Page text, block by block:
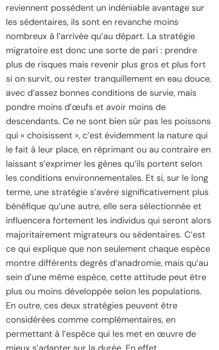
reviennent possèdent un indéniable avantage sur
les sédentaires, ils sont en revanche moins
nombreux à l’arrivée qu’au départ. La stratégie
migratoire est donc une sorte de pari : prendre
plus de risques mais revenir plus gros et plus fort
si on survit, ou rester tranquillement en eau douce,
avec d’assez bonnes conditions de survie, mais
pondre moins d’œufs et avoir moins de
descendants. Ce ne sont bien sûr pas les poissons
qui « choisissent », c’est évidemment la nature qui
le fait à leur place, en réprimant ou au contraire en
laissant s’exprimer les gènes qu’ils portent selon
les conditions environnementales. Et si, sur le long
terme, une stratégie s’avère significativement plus
bénéfique qu’une autre, elle sera sélectionnée et
influencera fortement les individus qui seront alors
majoritairement migrateurs ou sédentaires. C’est
ce qui explique que non seulement chaque espèce
montre différents degrés d’anadromie, mais qu’au
sein d’une même espèce, cette attitude peut être
plus ou moins développée selon les populations.
En outre, ces deux stratégies peuvent être
considérées comme complémentaires, en
permettant à l’espèce qui les met en œuvre de